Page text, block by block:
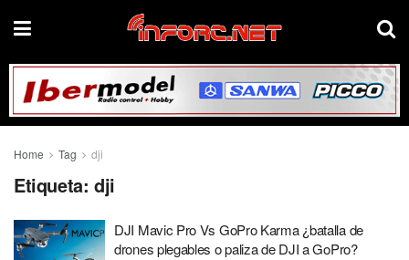
Home Tag dji
Etiqueta: dji
DJI Mavic Pro Vs GoPro Karma ¿batalla de
drones plegables o paliza de DJI a GoPro?